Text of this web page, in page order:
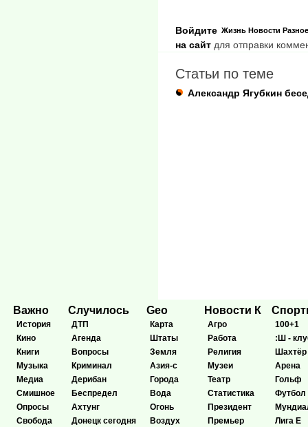
Жизнь Новости Разное
Войдите
на сайт для отправки
Статьи по теме
Александр Ягубкин
Важно
История
Кино
Книги
Музыка
Медиа
Смишное
Опросы
Свобода
Случилось
ДТП
Агенда
Вопросы
Криминал
Дерибан
Беспредел
Ахтунг
Донецк сегодня
Geo
Карта
Штаты
Земля
Азия-с
Города
Вода
Огонь
Воздух
Новости К
Агро
Работа
Религия
Музеи
Театр
Статистика
Президент
Премьер
100+1
:Ш -
Шахтёр
Арена
Гольф
Футбол
Лига Е